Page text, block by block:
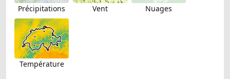
Précipitations Vent Nuages
Température